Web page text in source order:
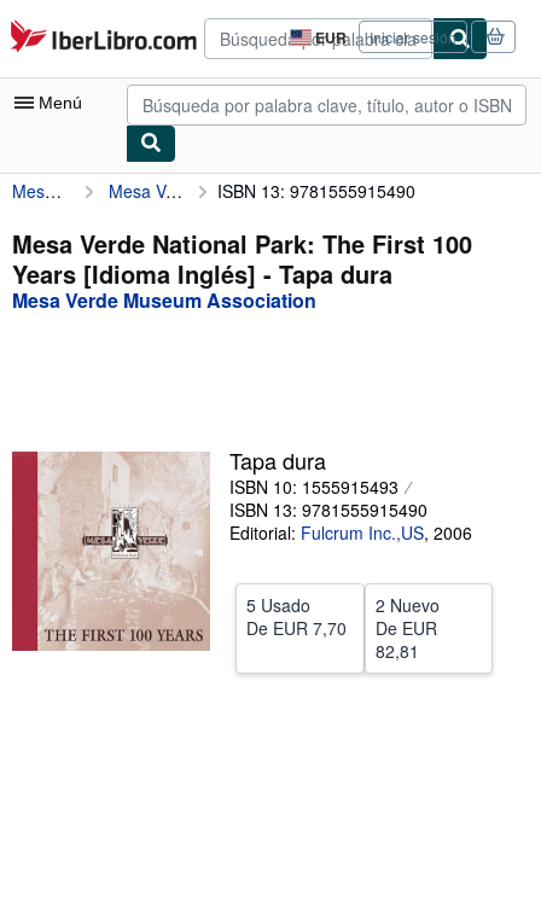
Pasar al contenido principal
IberLibro.com EUR
Preferencias
de
compra
del
Iniciar sesión
Menú
Mi cuenta
Consultar mis pedidos
Búsqueda avanzada
Vendedores
Comenzar a vender
Ayuda
Mesa Verde Museum Association Mesa Verde National Park: The First 100 Years [Idioma Inglés] ISBN 13: 9781555915490
Mesa Verde National Park: The First 100
Years [Idioma Inglés] - Tapa dura
Mesa Verde Museum Association
Tapa dura
ISBN 10: 1555915493
ISBN 13: 9781555915490
Editorial: Fulcrum Inc.,US, 2006
5 Usado
De EUR 7,70
2 Nuevo
De EUR
82,81